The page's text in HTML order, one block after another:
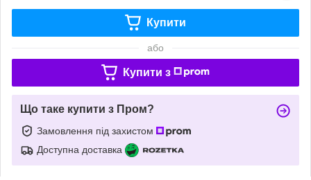
Купити
або
Купити з
Що таке купити з Пром?
Замовлення під захистом
Доступна доставка